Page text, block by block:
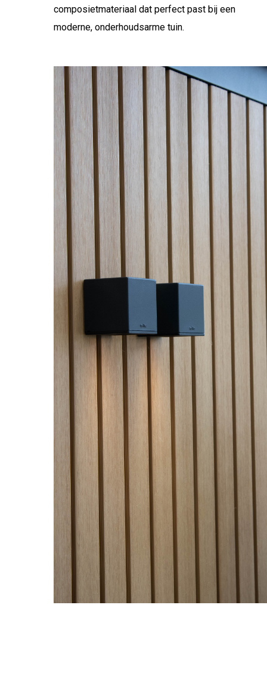
composietmateriaal dat perfect past bij een
moderne, onderhoudsarme tuin.